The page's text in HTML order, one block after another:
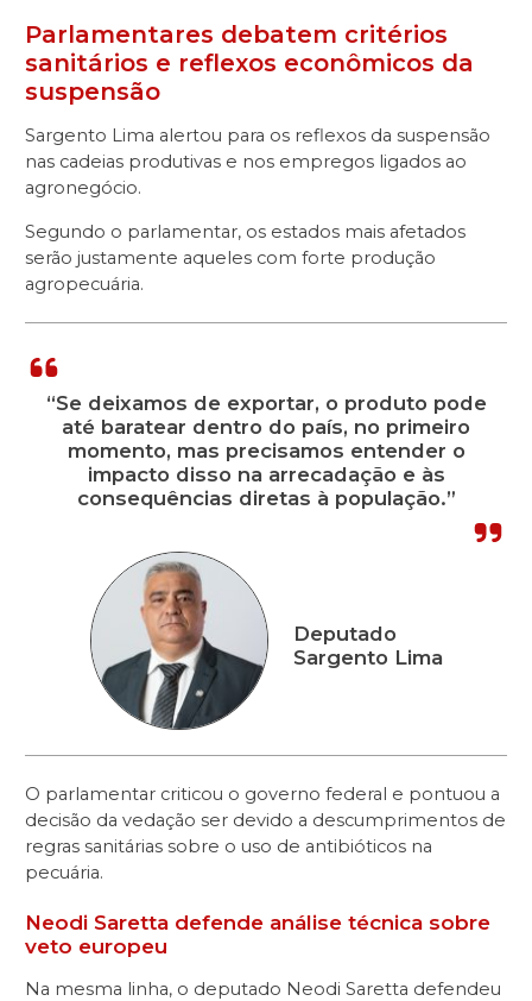
Parlamentares debatem critérios
sanitários e reflexos econômicos da
suspensão
Sargento Lima alertou para os reflexos da suspensão
nas cadeias produtivas e nos empregos ligados ao
agronegócio.
Segundo o parlamentar, os estados mais afetados
serão justamente aqueles com forte produção
agropecuária.
“Se deixamos de exportar, o produto pode
até baratear dentro do país, no primeiro
momento, mas precisamos entender o
impacto disso na arrecadação e às
consequências diretas à população.”
Deputado
Sargento Lima
O parlamentar criticou o governo federal e pontuou a
decisão da vedação ser devido a descumprimentos de
regras sanitárias sobre o uso de antibióticos na
pecuária.
Neodi Saretta defende análise técnica sobre
veto europeu
Na mesma linha, o deputado Neodi Saretta defendeu